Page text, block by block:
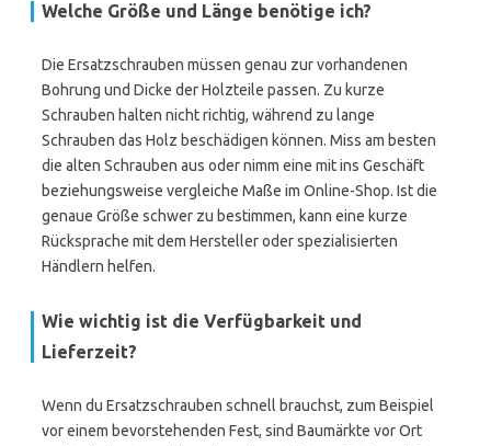
Welche Größe und Länge benötige ich?
Die Ersatzschrauben müssen genau zur vorhandenen
Bohrung und Dicke der Holzteile passen. Zu kurze
Schrauben halten nicht richtig, während zu lange
Schrauben das Holz beschädigen können. Miss am besten
die alten Schrauben aus oder nimm eine mit ins Geschäft
beziehungsweise vergleiche Maße im Online-Shop. Ist die
genaue Größe schwer zu bestimmen, kann eine kurze
Rücksprache mit dem Hersteller oder spezialisierten
Händlern helfen.
Wie wichtig ist die Verfügbarkeit und
Lieferzeit?
Wenn du Ersatzschrauben schnell brauchst, zum Beispiel
vor einem bevorstehenden Fest, sind Baumärkte vor Ort